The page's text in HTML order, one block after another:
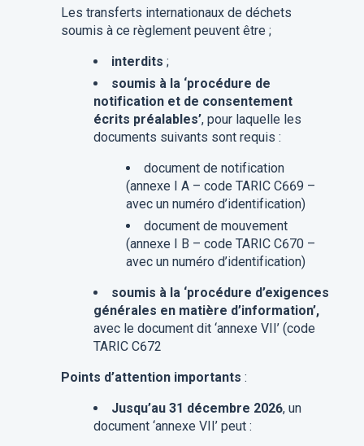
Les transferts internationaux de déchets
soumis à ce règlement peuvent être ;
interdits ;
soumis à la ‘procédure de
notification et de consentement
écrits préalables’, pour laquelle les
documents suivants sont requis :
document de notification
(annexe I A – code TARIC C669 –
avec un numéro d’identification)
document de mouvement
(annexe I B – code TARIC C670 –
avec un numéro d’identification)
soumis à la ‘procédure d’exigences
générales en matière d’information’,
avec le document dit ‘annexe VII’ (code
TARIC C672
Points d’attention importants :
Jusqu’au 31 décembre 2026, un
document ‘annexe VII’ peut :